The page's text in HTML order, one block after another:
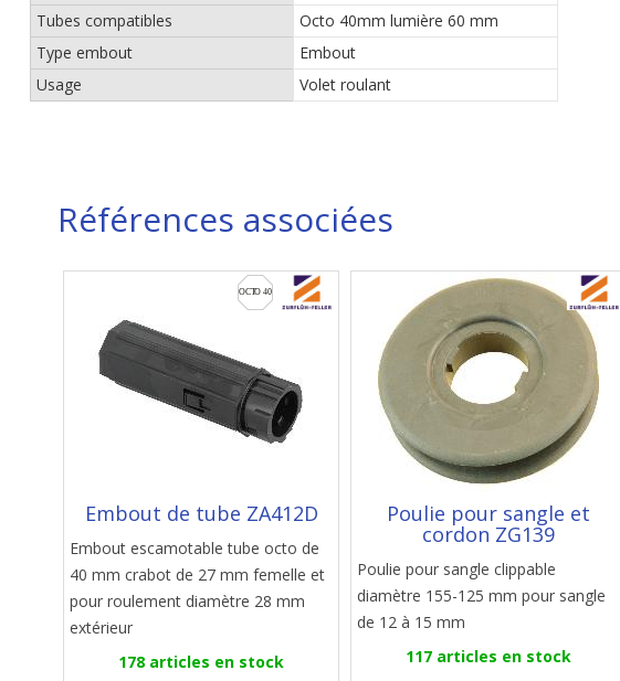
Tubes compatibles
Octo 40mm lumière 60 mm
Type embout
Embout
Usage
Volet roulant
Références associées
Embout de tube ZA412D
Embout escamotable tube octo de
40 mm crabot de 27 mm femelle et
pour roulement diamètre 28 mm
extérieur
178 articles en stock
Poulie pour sangle et
cordon ZG139
Poulie pour sangle clippable
diamètre 155-125 mm pour sangle
de 12 à 15 mm
117 articles en stock